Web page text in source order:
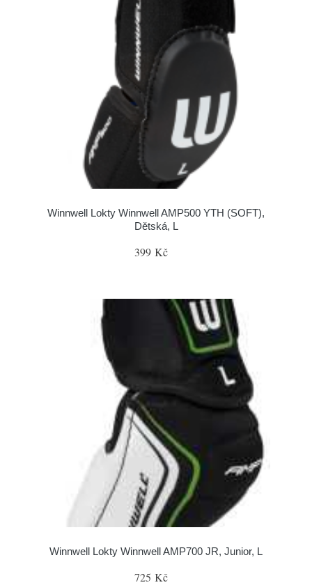
Winnwell Lokty Winnwell AMP500 YTH (SOFT),
Dětská, L
399 Kč
Winnwell Lokty Winnwell AMP700 JR, Junior, L
725 Kč